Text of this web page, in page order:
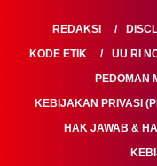
REDAKSI
KODE ETIK
UU RI
PEDOMAN
KEBIJAKAN PRIVASI
HAK JAWAB &